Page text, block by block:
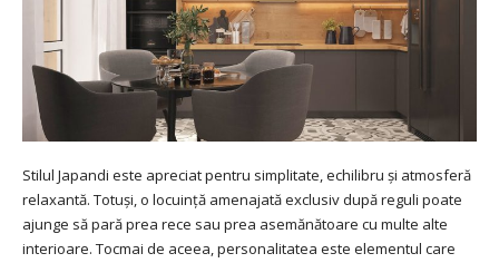
Stilul Japandi este apreciat pentru simplitate, echilibru și atmosferă
relaxantă. Totuși, o locuință amenajată exclusiv după reguli poate
ajunge să pară prea rece sau prea asemănătoare cu multe alte
interioare. Tocmai de aceea, personalitatea este elementul care